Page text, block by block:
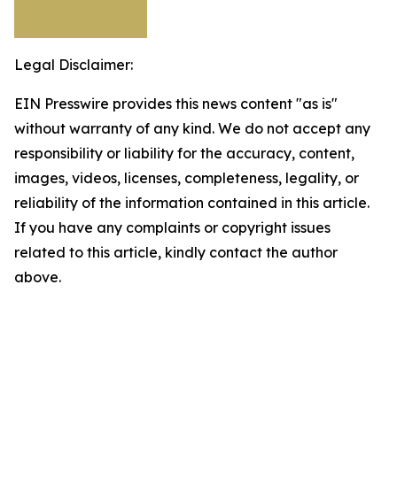
Legal Disclaimer:
EIN Presswire provides this news content "as is"
without warranty of any kind. We do not accept any
responsibility or liability for the accuracy, content,
images, videos, licenses, completeness, legality, or
reliability of the information contained in this article.
If you have any complaints or copyright issues
related to this article, kindly contact the author
above.